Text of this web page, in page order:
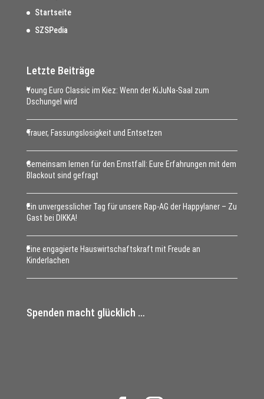
Startseite
SZSPedia
Letzte Beiträge
Young Euro Classic im Kiez: Wenn der KiJuNa-Saal zum
Dschungel wird
Trauer, Fassungslosigkeit und Entsetzen
Gemeinsam lernen für den Ernstfall: Eure Erfahrungen mit dem
Blackout sind gefragt
Ein unvergesslicher Tag für unsere Rap-AG der Happylaner – Zu
Gast bei DIKKA!
Eine engagierte Hauswirtschaftskraft mit Freude an
Kinderlachen
Spenden macht glücklich …